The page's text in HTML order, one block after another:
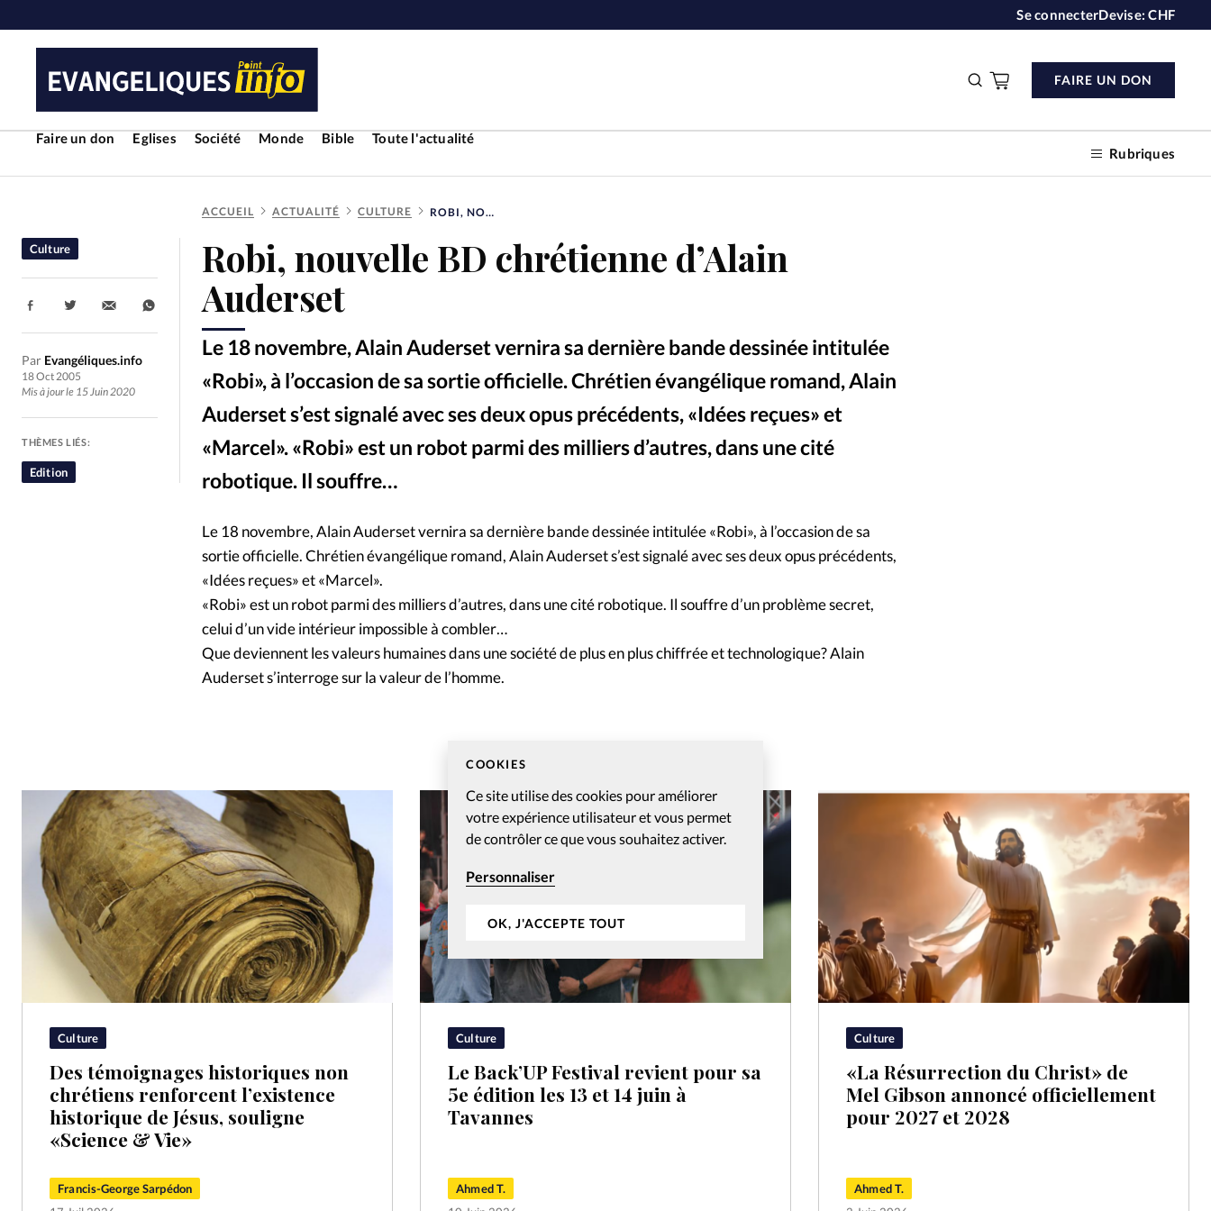
COOKIES
Ce site utilise des cookies pour améliorer
votre expérience utilisateur et vous permet
de contrôler ce que vous souhaitez activer.
Personnaliser
OK, J'ACCEPTE TOUT
Se connecterDevise:CHF
Faire un don Eglises Société Monde Bible
Toute l'actualité
Rubriques
FAIRE UN DON
RUBRIQUES
Toute l'actualité Bible
Culture
Economie
Eglises
Liberté religieuse
Mission
Monde
People
Politique Religions Société
Faire un don
La rédaction
Mon compte
Nous contacter
ACCUEIL ACTUALITÉ CULTURE ROBI, NOUVELLE BD CHRÉTIENNE D’ALAIN AUDERSET
Robi, nouvelle BD chrétienne d’Alain
Auderset
Le 18 novembre, Alain Auderset vernira sa dernière bande dessinée intitulée
«Robi», à l’occasion de sa sortie officielle. Chrétien évangélique romand, Alain
Auderset s’est signalé avec ses deux opus précédents, «Idées reçues» et
«Marcel». «Robi» est un robot parmi des milliers d’autres, dans une cité
robotique. Il souffre…
Culture
Par Evangéliques.info
18 Oct 2005
Mis à jour le 15 Juin 2020
Partager:
THÈMES LIÉS:
Edition
Le 18 novembre, Alain Auderset vernira sa dernière bande dessinée intitulée «Robi», à l’occasion de sa
sortie officielle. Chrétien évangélique romand, Alain Auderset s’est signalé avec ses deux opus précédents,
«Idées reçues» et «Marcel».
«Robi» est un robot parmi des milliers d’autres, dans une cité robotique. Il souffre d’un problème secret,
celui d’un vide intérieur impossible à combler…
Que deviennent les valeurs humaines dans une société de plus en plus chiffrée et technologique? Alain
Auderset s’interroge sur la valeur de l’homme.
Culture
Des témoignages historiques non
chrétiens renforcent l’existence
historique de Jésus, souligne
«Science & Vie»
Francis-George Sarpédon
Culture
Le Back’UP Festival revient pour sa
5e édition les 13 et 14 juin à
Tavannes
Ahmed T.
Culture
«La Résurrection du Christ» de
Mel Gibson annoncé officiellement
pour 2027 et 2028
Ahmed T.